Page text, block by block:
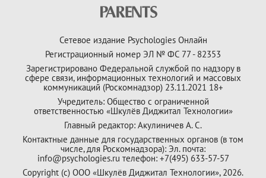
Сетевое издание Psychologies Онлайн
Регистрационный номер ЭЛ № ФС 77 - 82353
Зарегистрировано Федеральной службой по надзору в
сфере связи, информационных технологий и массовых
коммуникаций (Роскомнадзор) 23.11.2021 18+
Учредитель: Общество с ограниченной
ответственностью «Шкулёв Диджитал Технологии»
Главный редактор: Акулиничев А. С.
Контактные данные для государственных органов (в том
числе, для Роскомнадзора): Эл. почта:
info@psychologies.ru телефон: +7(495) 633-57-57
Copyright (с) ООО «Шкулёв Диджитал Технологии», 2026.